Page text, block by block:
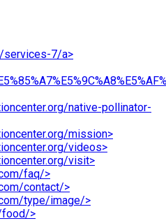
services-7/a>
native-pollinator-
mission>
videos>
visit>
faq/>
contact/>
type/image/>
food/>